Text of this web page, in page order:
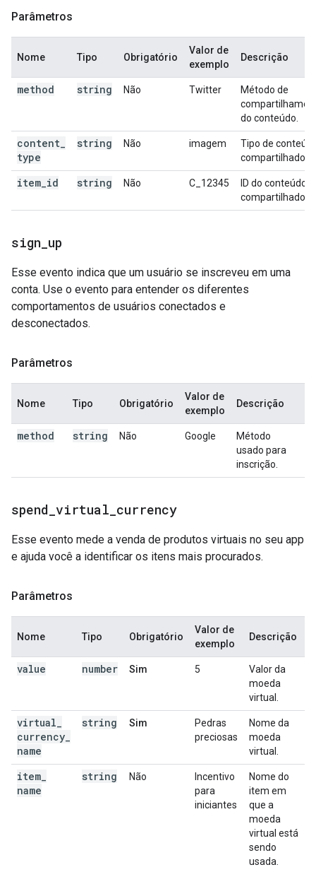
Parâmetros
Nome Tipo Obrigatório
Valor de
exemplo
Descrição
method string Não Twitter
Método de
do conteúdo.
content
type
string Não imagem
Tipo de
compartilhado.
item id string Não C_12345
ID do conteúdo
compartilhado.
sign up
Esse evento indica que um usuário se inscreveu em uma
conta. Use o evento para entender os diferentes
comportamentos de usuários conectados e
desconectados.
Parâmetros
Nome Tipo Obrigatório
Valor de
exemplo
Descrição
method string Não Google
Método
usado para
inscrição.
spend virtual currency
Esse evento mede a venda de produtos virtuais no seu app
e ajuda você a identificar os itens mais procurados.
Parâmetros
Nome Tipo Obrigatório
Valor de
exemplo
Descrição
value number Sim 5
Valor da
moeda
virtual.
virtual
currency
name
string Sim
Pedras
preciosas
Nome da
moeda
virtual.
item
name
string Não
Incentivo
para
iniciantes
Nome do
item em
que a
moeda
virtual está
sendo
usada.